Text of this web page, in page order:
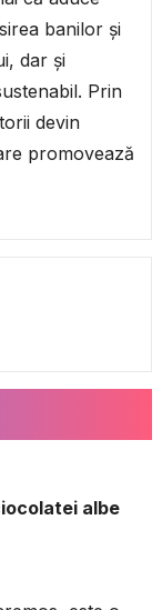
banilor și
dar și
Prin
devin
promovează
albe